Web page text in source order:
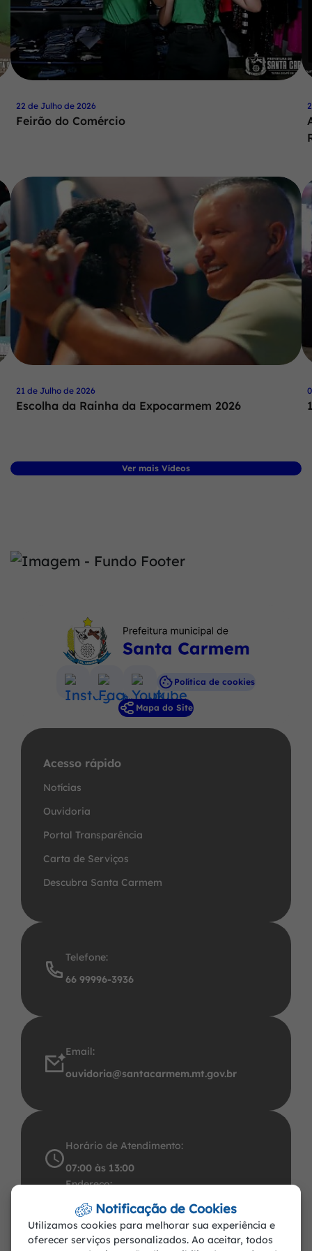
22 de Julho de 2026
Feirão do Comércio
21 de Julho de 2026
Escolha da Rainha da Expocarmem 2026
Ver mais Vídeos
Acessar
Rede
Social
Instagram
Acessar
Rede
Social
Acessar
a
Rede
Política de cookies
Mapa do Site
Acesso rápido
Notícias
Ouvidoria
Portal Transparência
Carta de Serviços
Descubra Santa Carmem
Telefone:
66 99996-3936
Email:
ouvidoria@santacarmem.mt.gov.br
Horário de Atendimento:
07:00 às 13:00
Endereço:
Avenida Santos Dumont, 491 Centro CEP:
78.545-000. CNPJ: 37.465.283/0001-57
Santa Carmem-MT
Notificação de Cookies
Utilizamos cookies para melhorar sua experiência e
oferecer serviços personalizados. Ao aceitar, todos